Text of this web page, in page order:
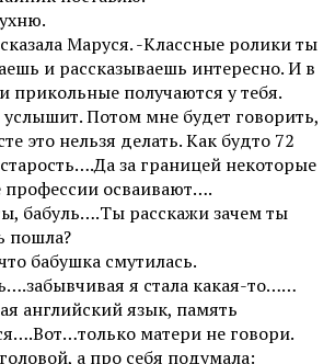
Маруся. -Классные ролики ты
и рассказываешь интересно. И в
прикольные получаются у тебя.
Потом мне будет говорить,
это нельзя делать. Как будто 72
за границей некоторые
осваивают….
бабуль….Ты расскажи зачем ты
пошла?
бабушка смутилась.
я стала какая-то……
английский язык, память
матери не говори.
а про себя подумала: